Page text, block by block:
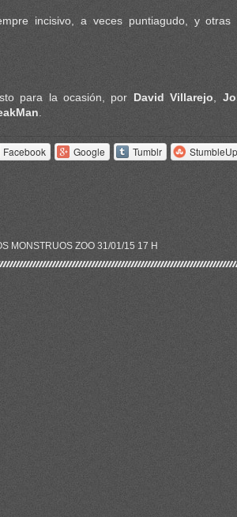
incisivo, a veces puntiagudo, y otras
para la ocasión, por David Villarejo
Facebook Google Tumblr
MONSTRUOS ZOO 31/01/15 17 H